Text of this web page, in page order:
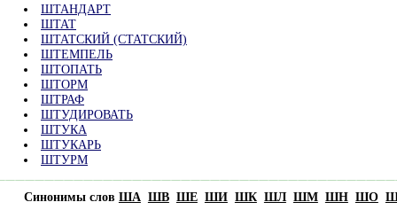
ШТАНДАРТ
ШТАТ
ШТАТСКИЙ (СТАТСКИЙ)
ШТЕМПЕЛЬ
ШТОПАТЬ
ШТОРМ
ШТРАФ
ШТУДИРОВАТЬ
ШТУКА
ШТУКАРЬ
ШТУРМ
Синонимы слов ША ШВ ШЕ ШИ ШК ШЛ ШМ ШН ШО